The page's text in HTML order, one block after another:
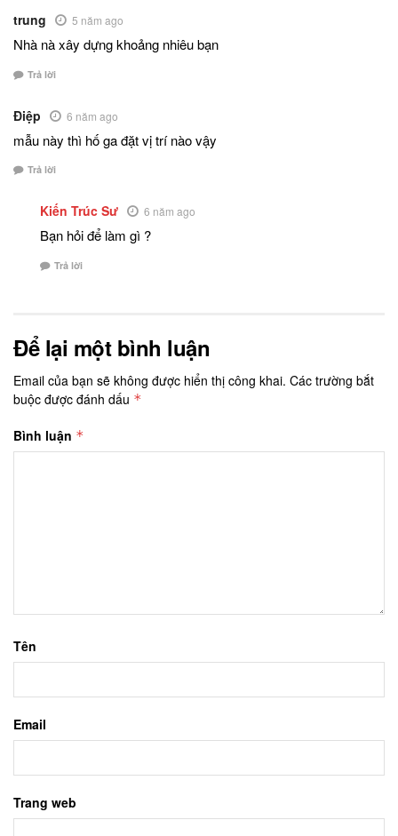
trung 5 năm ago
Nhà nà xây dựng khoảng nhiêu bạn
Trả lời
Điệp 6 năm ago
mẫu này thì hố ga đặt vị trí nào vậy
Trả lời
Kiến Trúc Sư 6 năm ago
Bạn hỏi để làm gì ?
Trả lời
Để lại một bình luận
Email của bạn sẽ không được hiển thị công khai. Các trường bắt
buộc được đánh dấu *
Bình luận *
Tên
Email
Trang web